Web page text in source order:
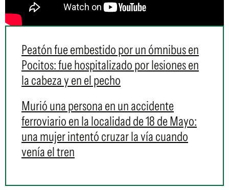
Peatón fue embestido por un ómnibus en
Pocitos: fue hospitalizado por lesiones en
la cabeza y en el pecho
Murió una persona en un accidente
ferroviario en la localidad de 18 de Mayo:
una mujer intentó cruzar la vía cuando
venía el tren